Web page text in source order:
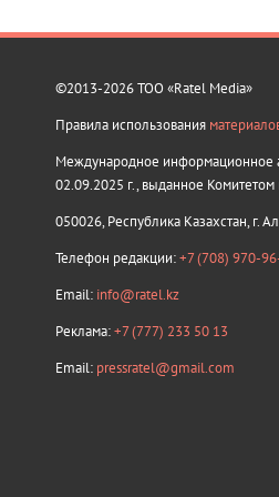
©2013-2026 ТОО «Ratel Media»
Правила использования
Международное информационное
02.09.2025 г., выданное
050026, Республика Казахстан, г.
Телефон редакции:+7 (708) 970-
Email: info@ratel.kz
Реклама:+7 (777) 233 50 13
Email: pressratel@gmail.com